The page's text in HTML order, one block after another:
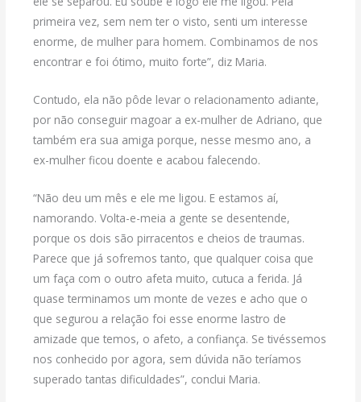
primeira vez, sem nem ter o visto, senti um interesse
enorme, de mulher para homem. Combinamos de nos
encontrar e foi ótimo, muito forte”, diz Maria.
Contudo, ela não pôde levar o relacionamento adiante,
por não conseguir magoar a ex-mulher de Adriano, que
também era sua amiga porque, nesse mesmo ano, a
ex-mulher ficou doente e acabou falecendo.
“Não deu um mês e ele me ligou. E estamos aí,
namorando. Volta-e-meia a gente se desentende,
porque os dois são pirracentos e cheios de traumas.
Parece que já sofremos tanto, que qualquer coisa que
um faça com o outro afeta muito, cutuca a ferida. Já
quase terminamos um monte de vezes e acho que o
que segurou a relação foi esse enorme lastro de
amizade que temos, o afeto, a confiança. Se tivéssemos
nos conhecido por agora, sem dúvida não teríamos
superado tantas dificuldades”, conclui Maria.